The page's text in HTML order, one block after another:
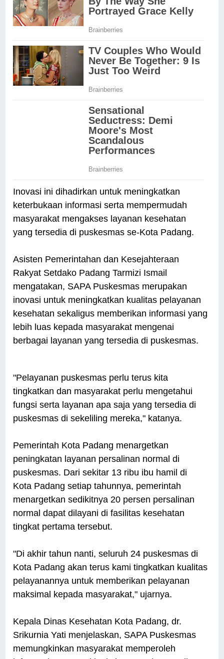
Inovasi ini dihadirkan untuk meningkatkan
keterbukaan informasi serta mempermudah
masyarakat mengakses layanan kesehatan
yang tersedia di puskesmas se-Kota Padang.
Asisten Pemerintahan dan Kesejahteraan
Rakyat Setdako Padang Tarmizi Ismail
mengatakan, SAPA Puskesmas merupakan
inovasi untuk meningkatkan kualitas pelayanan
kesehatan sekaligus memberikan informasi yang
lebih luas kepada masyarakat mengenai
berbagai layanan yang tersedia di puskesmas.
"Pelayanan puskesmas perlu terus kita
tingkatkan dan masyarakat perlu mengetahui
fungsi serta layanan apa saja yang tersedia di
puskesmas di sekeliling mereka," katanya.
Pemerintah Kota Padang menargetkan
peningkatan layanan persalinan normal di
puskesmas. Dari sekitar 13 ribu ibu hamil di
Kota Padang setiap tahunnya, pemerintah
menargetkan sedikitnya 20 persen persalinan
normal dapat dilayani di fasilitas kesehatan
tingkat pertama tersebut.
"Di akhir tahun nanti, seluruh 24 puskesmas di
Kota Padang akan terus kami tingkatkan kualitas
pelayanannya untuk memberikan pelayanan
maksimal kepada masyarakat," ujarnya.
Kepala Dinas Kesehatan Kota Padang, dr.
Srikurnia Yati menjelaskan, SAPA Puskesmas
memungkinkan masyarakat memperoleh